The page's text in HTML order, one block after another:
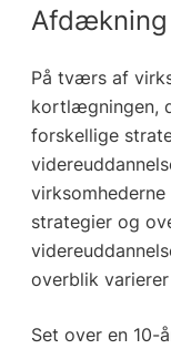
På tværs af
kortlægningen,
forskellige
strategier og
overblik
Set over en 10-